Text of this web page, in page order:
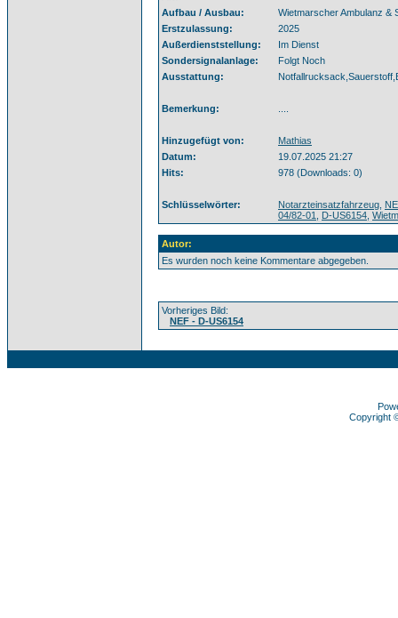
Aufbau / Ausbau:
Wietmarscher Ambulanz &
Erstzulassung:
2025
Außerdienststellung:
Im Dienst
Sondersignalanlage:
Folgt Noch
Ausstattung:
Bemerkung:
Hinzugefügt von:
Mathias
Datum:
19.07.2025 21:27
Hits:
978 (Downloads: 0)
Schlüsselwörter: Notarzteinsatzfahrzeug
04/82-01
D-US6154
Autor:
Es wurden noch keine Kommentare abgegeben.
Vorheriges Bild:
NEF - D-US6154
Copyright